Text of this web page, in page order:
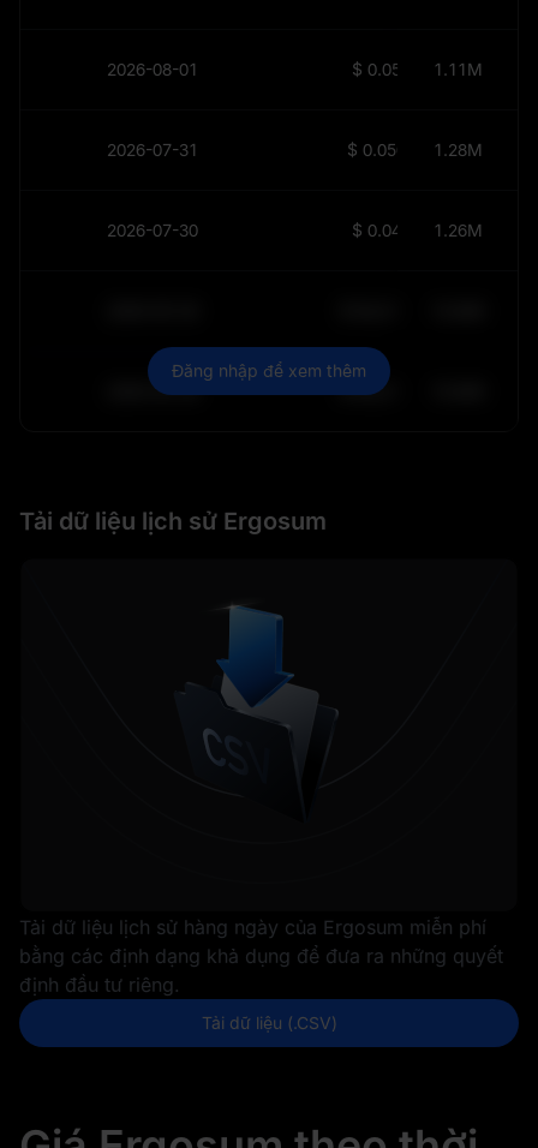
2026-08-01 $ 0.0505 1.11M
2026-07-31 $ 0.05033 1.28M
2026-07-30 $ 0.0455 1.26M
2030-05-29 $64,011.99
Đăng nhập để xem thêm
Tải dữ liệu lịch sử Ergosum
Tải dữ liệu lịch sử hàng ngày của Ergosum miễn phí
bằng các định dạng khả dụng để đưa ra những quyết
định đầu tư riêng.
Tải dữ liệu (.CSV)